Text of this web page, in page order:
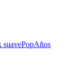
suavePopAños